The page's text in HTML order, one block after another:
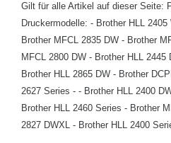
Gilt für alle Artikel auf dieser Seite:
Druckermodelle: - Brother HLL
Brother MFCL 2835 DW - Brother
MFCL 2800 DW - Brother HLL
Brother HLL 2865 DW - Brother
2627 Series - - Brother HLL 2400
Brother HLL 2460 Series - Brother
2827 DWXL - Brother HLL 2400